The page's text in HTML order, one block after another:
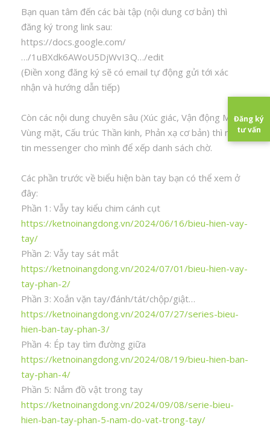
Đăng ký
tư vấn
Bạn quan tâm đến các bài tập (nội dung cơ bản) thì
đăng ký trong link sau:
https://docs.google.com/
…/1uBXdk6AWoU5DjWvI3Q…/edit
(Điền xong đăng ký sẽ có email tự động gửi tới xác
nhận và hướng dẫn tiếp)
Còn các nội dung chuyên sâu (Xúc giác, Vận động Mẫu,
Vùng mặt, Cấu trúc Thần kinh, Phản xạ cơ bản) thì nhắn
tin messenger cho mình để xếp danh sách chờ.
Các phần trước về biểu hiện bàn tay bạn có thể xem ở
đây:
Phần 1: Vẫy tay kiểu chim cánh cụt
https://ketnoinangdong.vn/2024/06/16/bieu-hien-vay-
tay/
Phần 2: Vẫy tay sát mắt
https://ketnoinangdong.vn/2024/07/01/bieu-hien-vay-
tay-phan-2/
Phần 3: Xoắn vặn tay/đánh/tát/chộp/giật…
https://ketnoinangdong.vn/2024/07/27/series-bieu-
hien-ban-tay-phan-3/
Phần 4: Ép tay tìm đường giữa
https://ketnoinangdong.vn/2024/08/19/bieu-hien-ban-
tay-phan-4/
Phần 5: Nắm đồ vật trong tay
https://ketnoinangdong.vn/2024/09/08/serie-bieu-
hien-ban-tay-phan-5-nam-do-vat-trong-tay/